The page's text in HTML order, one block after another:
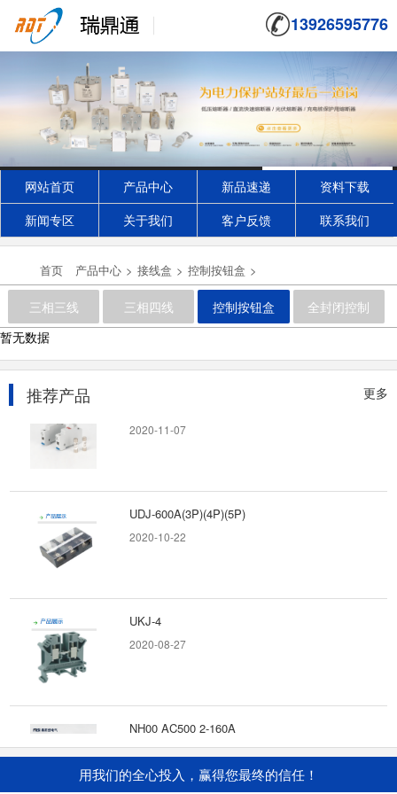
13926595776
网站首页 产品中心 新品速递
资料下载
新闻专区
关于我们 客户反馈 联系我们
首页 产品中心 > 接线盒 > 控制按钮盒 >
三相三线 三相四线 控制按钮盒
全封闭控制
暂无数据
更多
推荐产品
UJTF1-25/16
2020-11-07
UDJ-600A(3P)(4P)(5P)
2020-10-22
UKJ-4
2020-08-27
NH00 AC500 2-160A
2020-11-11
用我们的全心投入，赢得您最终的信任！